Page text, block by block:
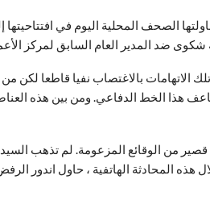
الاتهامات بالاغتصاب نفيا قاطعا لكن
هذا الخط الدفاعي. ومن بين هذه
من الوقائع المزعومة. لم تذهب
هذه المحادثة الهاتفية ، حاول اندور